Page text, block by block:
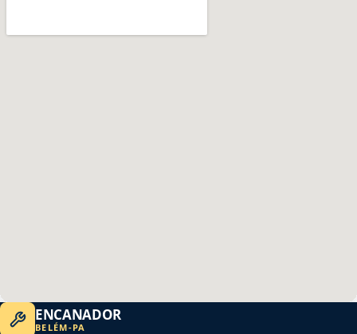
ENCANADOR
BELÉM-PA